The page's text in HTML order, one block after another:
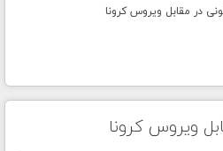
ویروس کرونا